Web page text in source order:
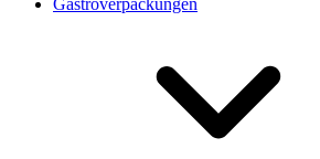
Gastroverpackungen